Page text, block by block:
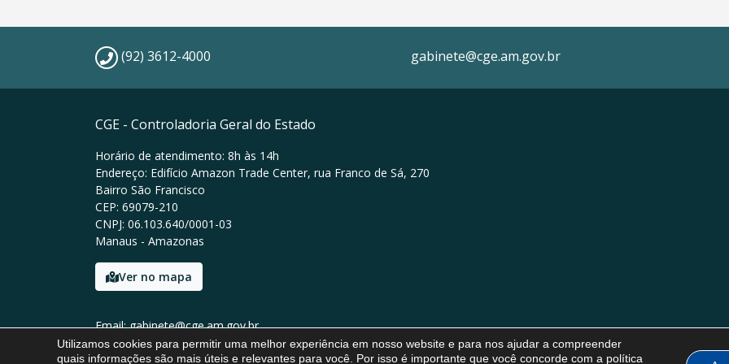
(92) 3612-4000 gabinete@cge.am.gov.br
CGE - Controladoria Geral do Estado
Horário de atendimento: 8h às 14h
Endereço: Edifício Amazon Trade Center, rua Franco de Sá, 270
Bairro São Francisco
CEP: 69079-210
CNPJ: 06.103.640/0001-03
Manaus - Amazonas
Ver no mapa
Email: gabinete@cge.am.gov.br
Tel: (92) 3612-4000
Utilizamos cookies para permitir uma melhor experiência em nosso website e para nos ajudar a compreender
quais informações são mais úteis e relevantes para você. Por isso é importante que você concorde com a política